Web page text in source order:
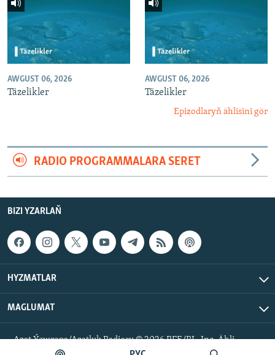
AWGUST 06, 2026
Täzelikler
AWGUST 06, 2026
Täzelikler
Epizodlaryň ählisini gör
RADIO PROGRAMMALARA SERET
BIZI YZARLAŇ
HYZMATLAR
MAGLUMAT
Azat Ýewropa/Azatlyk Radiosy © 2026 RFE/RL, Inc. Ähli
hukuklar goralan.